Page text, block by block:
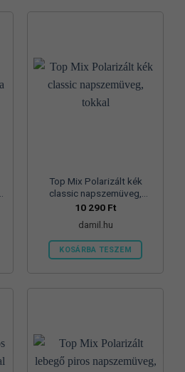
Top Mix Polarizált kék
classic napszemüveg,
tokkal
10 290 Ft
damil.hu
KOSÁRBA TESZEM